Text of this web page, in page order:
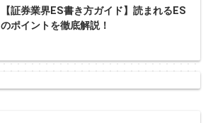
【証券業界ES書き方ガイド】読まれるES
のポイントを徹底解説！